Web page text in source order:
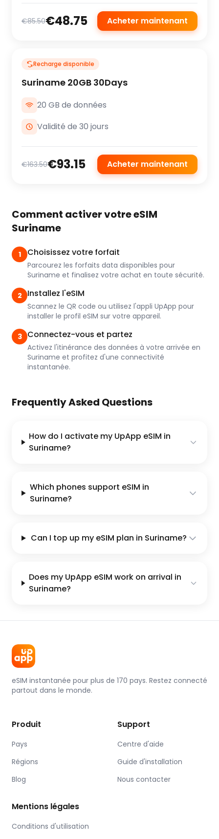
€85.50€48.75 Acheter maintenant
Recharge disponible
Suriname 20GB 30Days
20 GB de données
Validité de 30 jours
€163.50€93.15 Acheter maintenant
Comment activer votre eSIM
Suriname
1 Choisissez votre forfait
Parcourez les forfaits data disponibles pour
Suriname et finalisez votre achat en toute sécurité.
2 Installez l'eSIM
Scannez le QR code ou utilisez l'appli UpApp pour
installer le profil eSIM sur votre appareil.
3 Connectez-vous et partez
Activez l'itinérance des données à votre arrivée en
Suriname et profitez d'une connectivité
instantanée.
Frequently Asked Questions
How do I activate my UpApp eSIM in
Suriname?
Which phones support eSIM in
Suriname?
Can I top up my eSIM plan in Suriname?
Does my UpApp eSIM work on arrival in
Suriname?
eSIM instantanée pour plus de 170 pays. Restez connecté
partout dans le monde.
Produit
Pays
Régions
Blog
Support
Centre d'aide
Guide d'installation
Nous contacter
Mentions légales
Conditions d'utilisation